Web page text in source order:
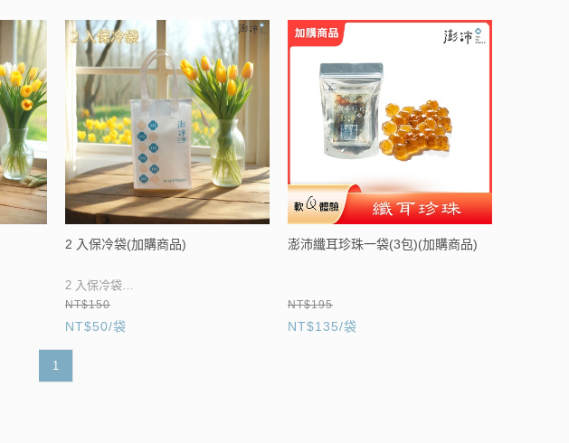
2 入保冷袋(加購商品)
2 入保冷袋
可置放 2 瓶大瓶黑、白木耳
NT$150
NT$50/袋
澎沛纖耳珍珠一袋(3包)(加購商品)
NT$195
NT$135/袋
1